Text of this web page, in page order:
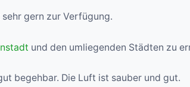
sehr gern zur Verfügung.
und den umliegenden Städten zu
begehbar. Die Luft ist sauber und gut.